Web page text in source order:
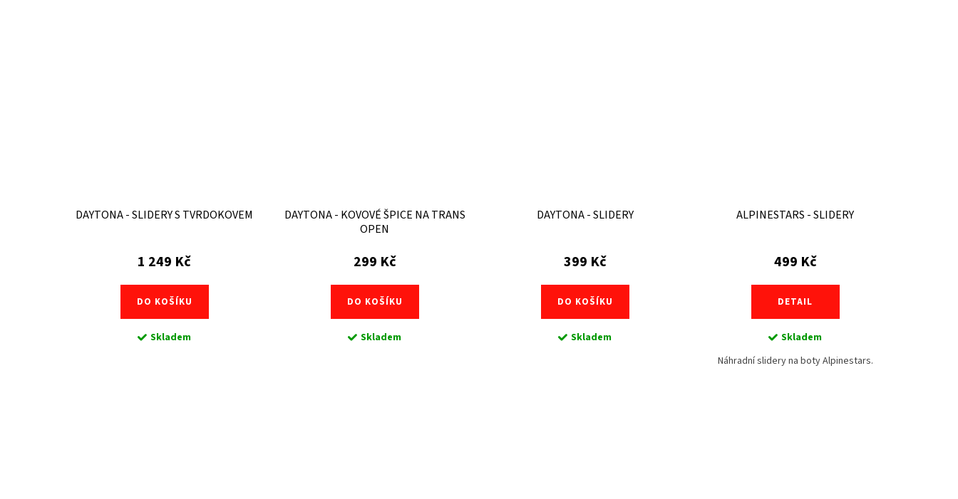
DAYTONA - SLIDERY S TVRDOKOVEM
1 249 Kč
DO KOŠÍKU
Skladem
DAYTONA - KOVOVÉ ŠPICE NA TRANS
OPEN
299 Kč
DO KOŠÍKU
Skladem
DAYTONA - SLIDERY
399 Kč
DO KOŠÍKU
Skladem
ALPINESTARS - SLIDERY
499 Kč
DETAIL
Skladem
Náhradní slidery na boty Alpinestars.